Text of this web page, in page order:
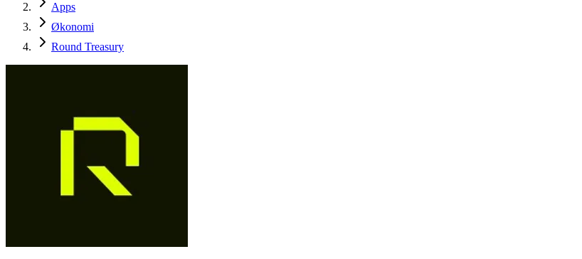
Apps
Økonomi
Round Treasury